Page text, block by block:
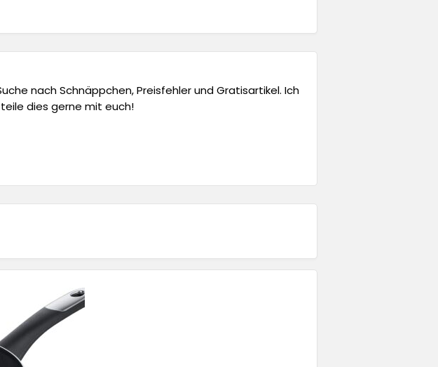
nach Schnäppchen, Preisfehler und Gratisartikel. Ich
dies gerne mit euch!